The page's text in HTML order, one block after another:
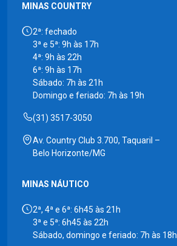
MINAS COUNTRY
2ª: fechado
3ª e 5ª: 9h às 17h
4ª: 9h às 22h
6ª: 9h às 17h
Sábado: 7h às 21h
Domingo e feriado: 7h às 19h
(31) 3517-3050
Av. Country Club 3.700, Taquaril –
Belo Horizonte/MG
MINAS NÁUTICO
2ª, 4ª e 6ª: 6h45 às 21h
3ª e 5ª: 6h45 às 22h
Sábado, domingo e feriado: 7h às 18h